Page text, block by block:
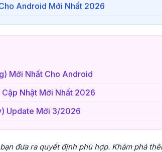
Android Mới Nhất 2026
Mới Nhất Cho Android
Nhật Mới Nhất 2026
Update Mới 3/2026
đưa ra quyết định phù hợp. Khám phá